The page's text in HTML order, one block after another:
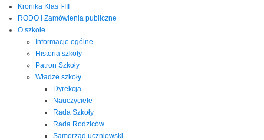
Kronika Klas I-III
RODO i Zamówienia publiczne
O szkole
Informacje ogólne
Historia szkoły
Patron Szkoły
Władze szkoły
Dyrekcja
Nauczyciele
Rada Szkoły
Rada Rodziców
Samorząd uczniowski